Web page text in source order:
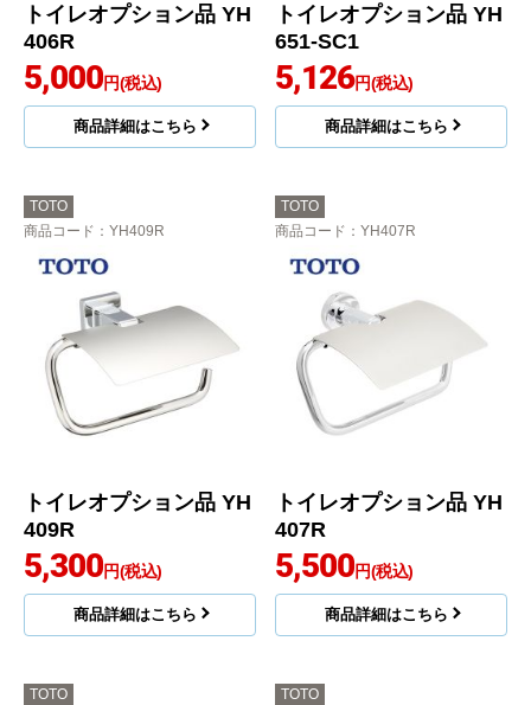
トイレオプション品 YH
406R
5,000円(税込)
商品詳細はこちら
トイレオプション品 YH
651-SC1
5,126円(税込)
商品詳細はこちら
TOTO
商品コード ：YH409R
トイレオプション品 YH
409R
5,300円(税込)
商品詳細はこちら
TOTO
商品コード ：YH407R
トイレオプション品 YH
407R
5,500円(税込)
商品詳細はこちら
TOTO
TOTO